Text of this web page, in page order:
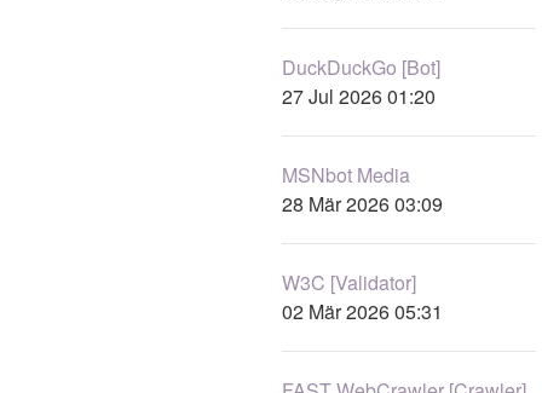
DuckDuckGo [Bot]
27 Jul 2026 01:20
MSNbot Media
28 Mär 2026 03:09
W3C [Validator]
02 Mär 2026 05:31